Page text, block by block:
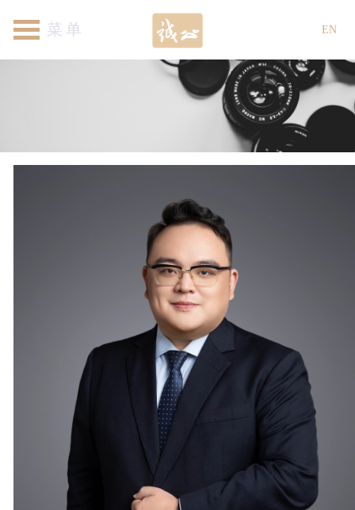
首页
关于我们
律师团队
专业领域
新闻资讯
各地机构
加入我们
联系我们 EN